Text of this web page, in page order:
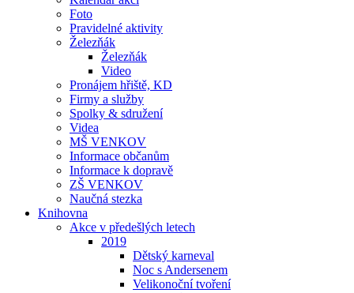
Foto
Pravidelné aktivity
Železňák
Železňák
Video
Pronájem hřiště, KD
Firmy a služby
Spolky & sdružení
Videa
MŠ VENKOV
Informace občanům
Informace k dopravě
ZŠ VENKOV
Naučná stezka
Knihovna
Akce v předešlých letech
2019
Dětský karneval
Noc s Andersenem
Velikonoční tvoření